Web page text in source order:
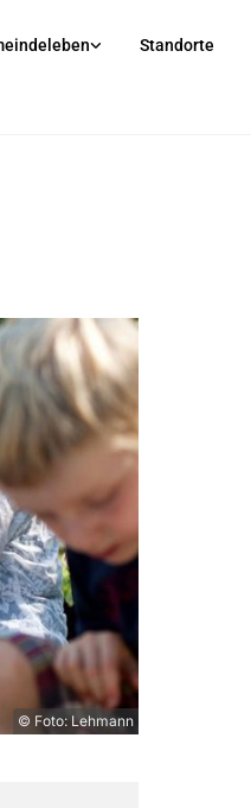
Standorte
© Foto: Lehmann